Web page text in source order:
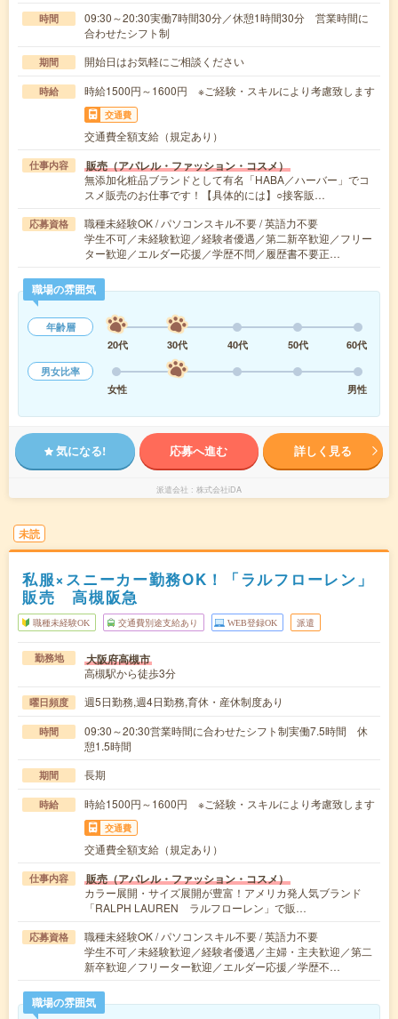
時間
09:30～20:30実働7時間30分／休憩1時間30分 営業時間に
合わせたシフト制
期間 開始日はお気軽にご相談ください
時給 時給1500円～1600円 ※ご経験・スキルにより考慮致します
交通費
交通費全額支給（規定あり）
仕事内容 販売（アパレル・ファッション・コスメ）
無添加化粧品ブランドとして有名「HABA／ハーバー」でコ
スメ販売のお仕事です！【具体的には】○接客販…
応募資格
職種未経験OK / パソコンスキル不要 / 英語力不要
学生不可／未経験歓迎／経験者優遇／第二新卒歓迎／フリー
ター歓迎／エルダー応援／学歴不問／履歴書不要正…
職場の雰囲気
年齢層
20代
30代 40代 50代
60代
男女比率
女性
男性
気になる! 応募へ進む 詳しく見る
派遣会社 株式会社iDA
未読
私服×スニーカー勤務OK！「ラルフローレン」
販売 高槻阪急
職種未経験OK 交通費別途支給あり WEB登録OK 派遣
勤務地 大阪府高槻市
高槻駅から徒歩3分
曜日頻度 週5日勤務,週4日勤務,育休・産休制度あり
時間
09:30～20:30営業時間に合わせたシフト制実働7.5時間 休
憩1.5時間
期間 長期
時給 時給1500円～1600円 ※ご経験・スキルにより考慮致します
交通費
交通費全額支給（規定あり）
仕事内容 販売（アパレル・ファッション・コスメ）
カラー展開・サイズ展開が豊富！アメリカ発人気ブランド
「RALPH LAUREN ラルフローレン」で販…
応募資格
職種未経験OK / パソコンスキル不要 / 英語力不要
学生不可／未経験歓迎／経験者優遇／主婦・主夫歓迎／第二
新卒歓迎／フリーター歓迎／エルダー応援／学歴不…
職場の雰囲気